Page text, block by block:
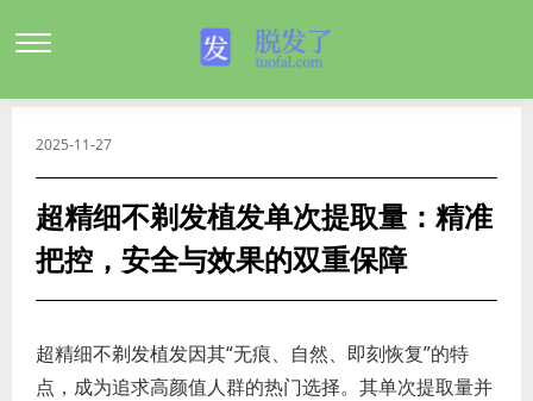
2025-11-27
超精细不剃发植发单次提取量：精准
把控，安全与效果的双重保障
超精细不剃发植发因其“无痕、自然、即刻恢复”的特
点，成为追求高颜值人群的热门选择。其单次提取量并